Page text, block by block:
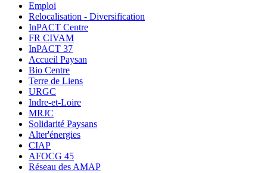
Emploi
Relocalisation - Diversification
InPACT Centre
FR CIVAM
InPACT 37
Accueil Paysan
Bio Centre
Terre de Liens
URGC
Indre-et-Loire
MRJC
Solidarité Paysans
Alter'énergies
CIAP
AFOCG 45
Réseau des AMAP